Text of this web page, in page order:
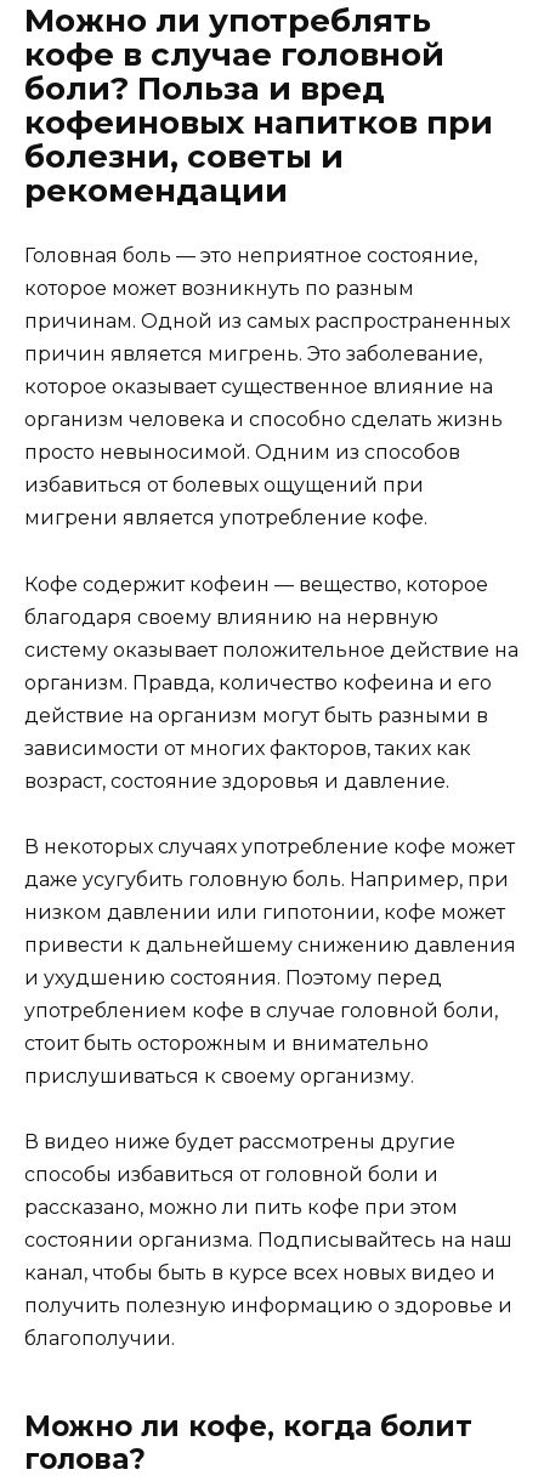
Можно ли употреблять
кофе в случае головной
боли? Польза и вред
кофеиновых напитков при
болезни, советы и
рекомендации
Головная боль — это неприятное состояние,
которое может возникнуть по разным
причинам. Одной из самых распространенных
причин является мигрень. Это заболевание,
которое оказывает существенное влияние на
организм человека и способно сделать жизнь
просто невыносимой. Одним из способов
избавиться от болевых ощущений при
мигрени является употребление кофе.
Кофе содержит кофеин — вещество, которое
благодаря своему влиянию на нервную
систему оказывает положительное действие на
организм. Правда, количество кофеина и его
действие на организм могут быть разными в
зависимости от многих факторов, таких как
возраст, состояние здоровья и давление.
В некоторых случаях употребление кофе может
даже усугубить головную боль. Например, при
низком давлении или гипотонии, кофе может
привести к дальнейшему снижению давления
и ухудшению состояния. Поэтому перед
употреблением кофе в случае головной боли,
стоит быть осторожным и внимательно
прислушиваться к своему организму.
В видео ниже будет рассмотрены другие
способы избавиться от головной боли и
рассказано, можно ли пить кофе при этом
состоянии организма. Подписывайтесь на наш
канал, чтобы быть в курсе всех новых видео и
получить полезную информацию о здоровье и
благополучии.
Можно ли кофе, когда болит
голова?